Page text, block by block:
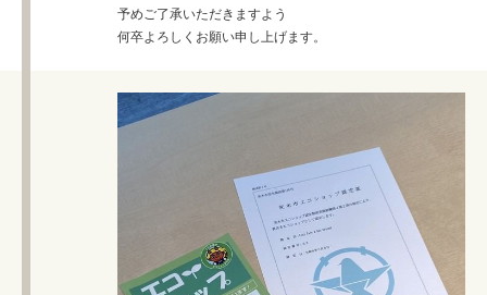
予めご了承いただきますよう
何卒よろしくお願い申し上げます。